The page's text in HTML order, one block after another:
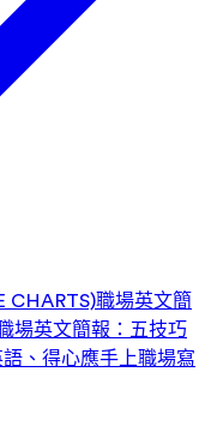
CHARTS)職場英文簡
場英文簡報：五技巧
、得心應手上職場寫